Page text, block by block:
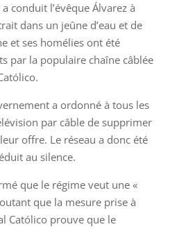
conduit l’évêque Álvarez à
dans un jeûne d’eau et de
et ses homélies ont été
par la populaire chaîne câblée
a ordonné à tous les
par câble de supprimer
offre. Le réseau a donc été
au silence.
que le régime veut une «
que la mesure prise à
Católico prouve que le